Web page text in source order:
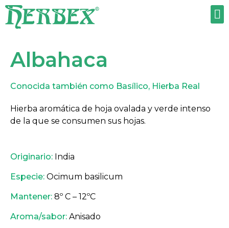
Albahaca
Conocida también como Basílico, Hierba Real
Hierba aromática de hoja ovalada y verde intenso
de la que se consumen sus hojas.
Originario: India
Especie: Ocimum basilicum
Mantener: 8º C – 12ºC
Aroma/sabor: Anisado